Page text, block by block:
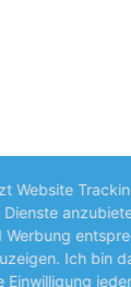
Website
Dienste
Werbung
Ich bin
Einwilligung